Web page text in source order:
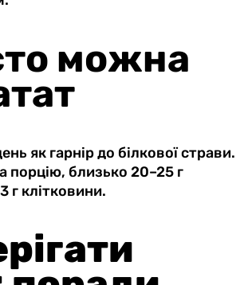
можна
як гарнір до білкової страви.
порцію, близько 20–25 г
г клітковини.